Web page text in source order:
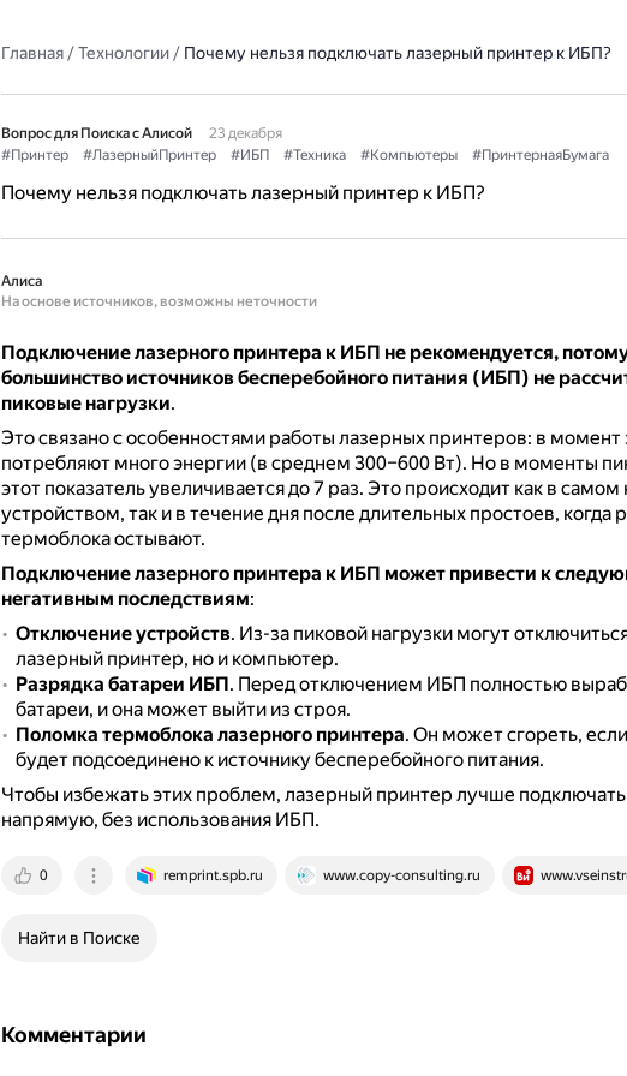
Главная/Технологии/ Почему нельзя подключать лазерный принтер к ИБП?
Вопрос для Поиска с Алисой
23 декабря
#Принтер
#ЛазерныйПринтер #ИБП #Техника #Компьютеры #ПринтернаяБумага
Почему нельзя подключать лазерный принтер к ИБП?
Алиса
На основе источников, возможны неточности
Подключение лазерного принтера к ИБП не рекомендуется,
большинство источников бесперебойного питания (ИБП) не
пиковые нагрузки.
Это связано с особенностями работы лазерных принтеров: в момент
потребляют много энергии (в среднем 300–600 Вт). Но в моменты
этот показатель увеличивается до 7 раз. Это происходит как в самом
устройством, так и в течение дня после длительных простоев, когда
термоблока остывают.
Подключение лазерного принтера к ИБП может привести к
негативным последствиям:
Отключение устройств. Из-за пиковой нагрузки могут
лазерный принтер, но и компьютер.
Разрядка батареи ИБП. Перед отключением ИБП полностью
батареи, и она может выйти из строя.
Поломка термоблока лазерного принтера. Он может сгореть,
будет подсоединено к источнику бесперебойного питания.
Чтобы избежать этих проблем, лазерный принтер лучше подключать
напрямую, без использования ИБП.
0 remprint.spb.ru www.copy-consulting.ru
Найти в Поиске
Комментарии